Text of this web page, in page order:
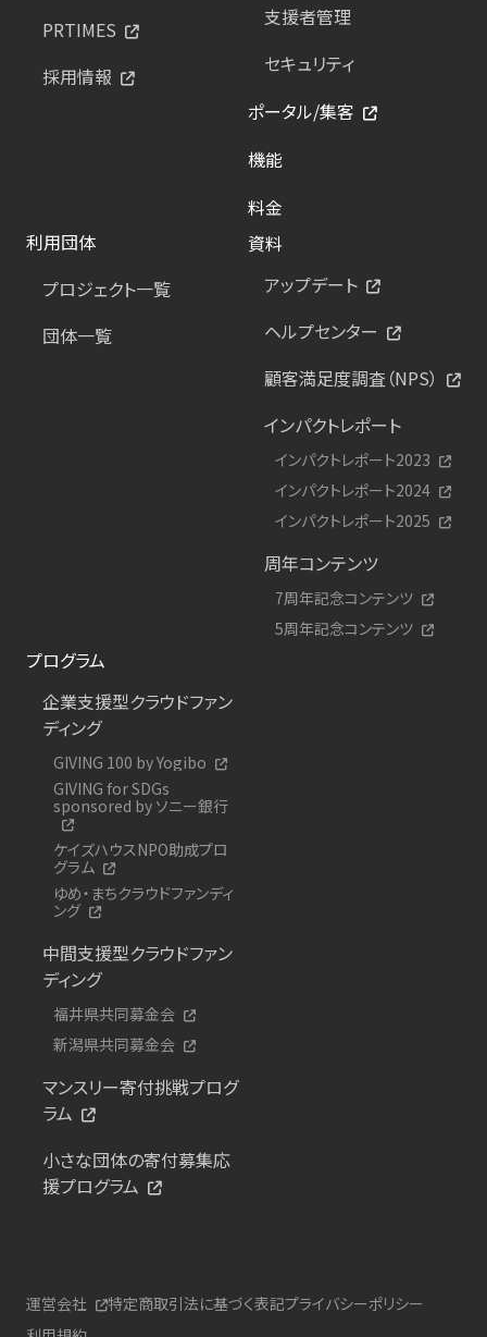
PRTIMES
採用情報
支援者管理
セキュリティ
ポータル/集客
機能
料金
利用団体
プロジェクト一覧
団体一覧
資料
アップデート
ヘルプセンター
顧客満足度調査（NPS）
インパクトレポート
インパクトレポート2023
インパクトレポート2024
インパクトレポート2025
周年コンテンツ
7周年記念コンテンツ
5周年記念コンテンツ
プログラム
企業支援型クラウドファン
ディング
GIVING 100 by Yogibo
GIVING for SDGs
sponsored by ソニー銀行
ケイズハウスNPO助成プロ
グラム
ゆめ・まちクラウドファンディ
ング
中間支援型クラウドファン
ディング
福井県共同募金会
新潟県共同募金会
マンスリー寄付挑戦プログ
ラム
小さな団体の寄付募集応
援プログラム
運営会社 特定商取引法に基づく表記プライバシーポリシー